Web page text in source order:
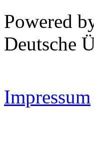
Powered
Deutsche
Impressum